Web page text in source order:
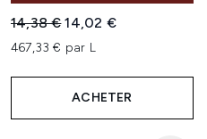
Prix de vente :
14,38 €Prix ​​actuel :
14,02 €
467,33 € par L
ACHETER